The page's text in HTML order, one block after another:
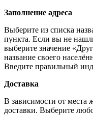
Заполнение адреса
Выберите из списка
пункта. Если вы не
выберите значение
название своего
Введите правильный
Доставка
В зависимости от места
доставки. Выберите